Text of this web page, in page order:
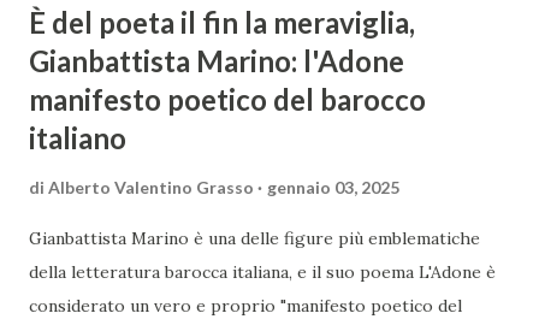
È del poeta il fin la meraviglia,
Gianbattista Marino: l'Adone
manifesto poetico del barocco
italiano
di Alberto Valentino Grasso gennaio 03, 2025
Gianbattista Marino è una delle figure più emblematiche
della letteratura barocca italiana, e il suo poema L'Adone è
considerato un vero e proprio "manifesto poetico del